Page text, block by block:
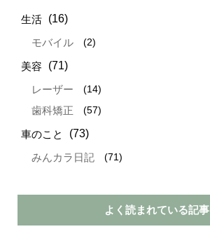
生活 (16)
モバイル (2)
美容 (71)
レーザー (14)
歯科矯正 (57)
車のこと (73)
みんカラ日記 (71)
よく読まれている記事